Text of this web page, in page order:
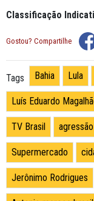
Classificação
Gostou? Compartilhe
Tags Bahia Lula
Luís Eduardo
TV Brasil agressão
Supermercado
Jerônimo Rodrigues